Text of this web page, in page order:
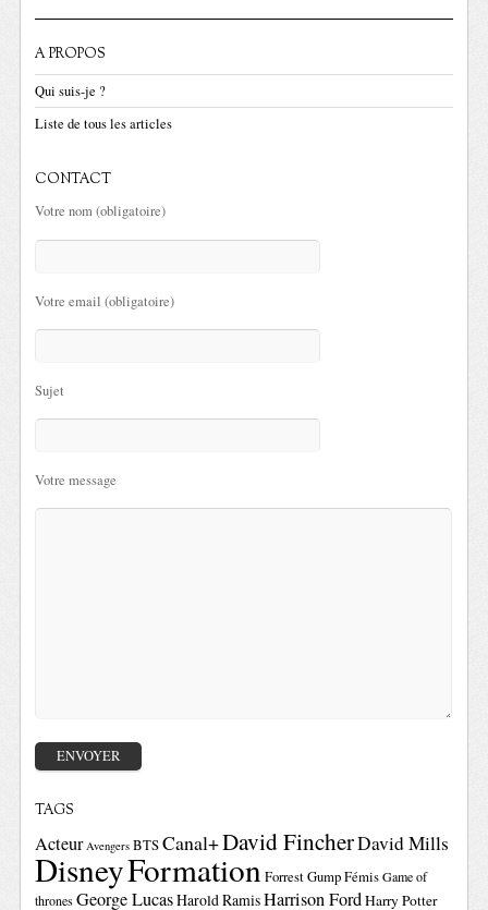
A PROPOS
Qui suis-je ?
Liste de tous les articles
CONTACT
Votre nom (obligatoire)
Votre email (obligatoire)
Sujet
Votre message
TAGS
Acteur Avengers BTSCanal+David FincherDavid Mills
DisneyFormationForrest GumpFémis Game of
thrones George LucasHarold RamisHarrison FordHarry Potter